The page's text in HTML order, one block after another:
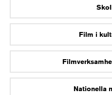
Film i
Nationella